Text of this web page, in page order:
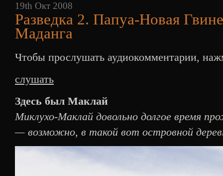
19th Окт 2008
Разведка 2. Папуа-Новая
Маданга
Чтобы прослушать аудиокомментарии,
слушать
Здесь был Маклай
Миклухо-Маклай довольно долгое время
— возможно, в такой вот островной